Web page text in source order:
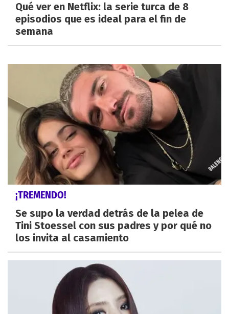
Qué ver en Netflix: la serie turca de 8
episodios que es ideal para el fin de
semana
¡TREMENDO!
Se supo la verdad detrás de la pelea de
Tini Stoessel con sus padres y por qué no
los invita al casamiento